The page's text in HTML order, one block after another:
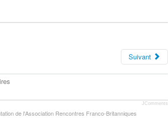
Suivant
JComments
de l'Association Rencontres Franco-Britanniques